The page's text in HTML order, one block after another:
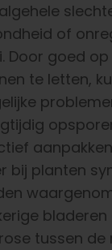
of
Door goed op
te letten,
bij planten
bladeren
tussen de